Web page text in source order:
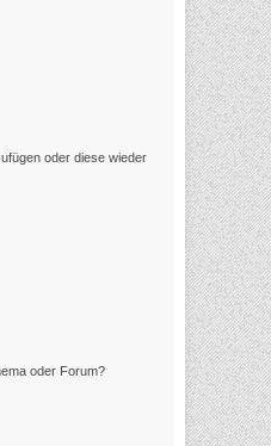
oder diese wieder
oder Forum?